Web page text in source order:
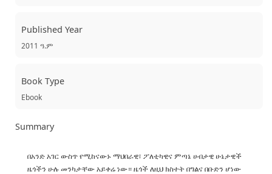
Published Year
2011 ዓ.ም
Book Type
Ebook
Summary
በአንድ አገር ውስጥ የሚከናውኑ ማህበራዊ፣ ፖለቲካዊና ምጣኔ ሀብታዊ ሁኔታዊች
ዜጎችን ሁሉ መንካታቸው አይቀሬ ነው። ዜጎች ለዚህ ክስተት በግልና በቡድን ሆነው